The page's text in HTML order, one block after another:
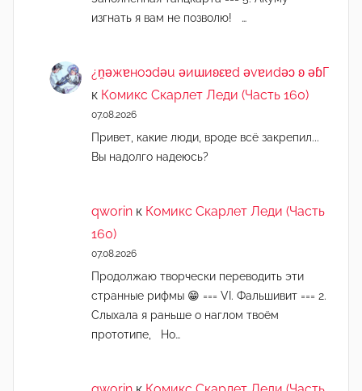
изгнать я вам не позволю! …
¿n̯ǝжɐноɔdǝu ǝиɯиʚεɐd ǝvɐиdǝɔ ʚ ǝɓГ
к Комикс Скарлет Леди (Часть 160)
07.08.2026
Привет, какие люди, вроде всё закрепил...
Вы надолго надеюсь?
qworin к Комикс Скарлет Леди (Часть
160)
07.08.2026
Продолжаю творчески переводить эти
странные рифмы 😁 === VI. Фальшивит === 2.
Слыхала я раньше о наглом твоём
прототипе, Но…